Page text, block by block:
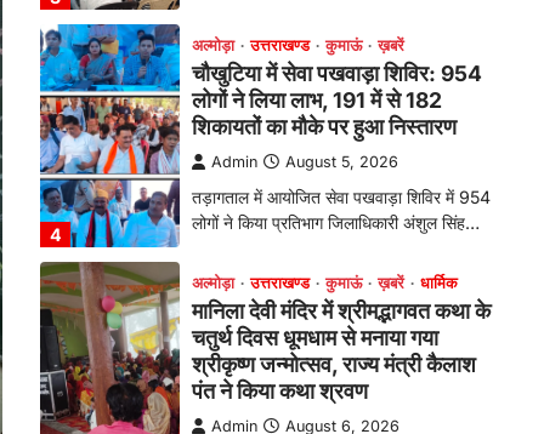
1
चतुर्थ दिवस धूमधाम से मनाया गया
श्रीकृष्ण जन्मोत्सव, राज्य मंत्री कैलाश
पंत ने किया कथा श्रवण
Admin August 6, 2026
रानीखेत। मानिला देवी मंदिर, कमराड़/विनायक क्षेत्र
में आयोजित श्रीमद्भागवत कथा के चतुर्थ दिवस
गुरुवार को…
अल्मोड़ा उत्तराखण्ड कुमाऊं ख़बरें
रानीखेत में शिक्षा-स्वास्थ्य व्यवस्था पर
फूटा कांग्रेस का गुस्सा, मंत्री और
सरकार का पुतला फूंका
Admin August 6, 2026